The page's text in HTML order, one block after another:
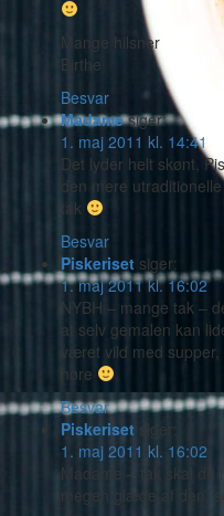
Mange hilsner
Birthe
Besvar
Madame siger:
1. maj 2011 kl. 14:41
Det lyder helt skønt,
den mere
tak
Besvar
Piskeriset siger:
1. maj 2011 kl. 16:02
NYBH – mange tak –
at selv gemalen kan
været vild med
høre
Besvar
Piskeriset siger:
1. maj 2011 kl. 16:02
Madame – tak skal du
megen glæde af den,